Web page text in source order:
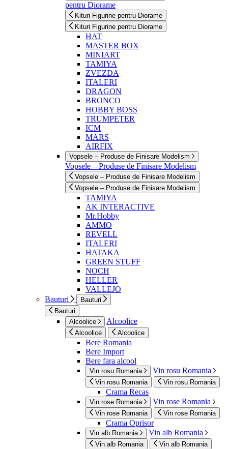
pentru Diorame
Kituri Figurine pentru Diorame
Kituri Figurine pentru Diorame
HAT
MASTER BOX
MINIART
TAMIYA
ZVEZDA
ITALERI
DRAGON
BRONCO
HOBBY BOSS
TRUMPETER
ICM
MARS
AIRFIX
Vopsele – Produse de Finisare Modelism
Vopsele – Produse de Finisare Modelism
Vopsele – Produse de Finisare Modelism
Vopsele – Produse de Finisare Modelism
TAMIYA
AK INTERACTIVE
Mr.Hobby
AMMO
REVELL
ITALERI
HATAKA
GREEN STUFF
NOCH
HELLER
VALLEJO
Bauturi
Bauturi
Bauturi
Alcoolice
Alcoolice
Alcoolice Alcoolice
Bere Romania
Bere Import
Bere fara alcool
Vin rosu Romania Vin rosu Romania
Vin rosu Romania Vin rosu Romania
Crama Recas
Vin rose Romania Vin rose Romania
Vin rose Romania Vin rose Romania
Crama Oprisor
Vin alb Romania Vin alb Romania
Vin alb Romania Vin alb Romania